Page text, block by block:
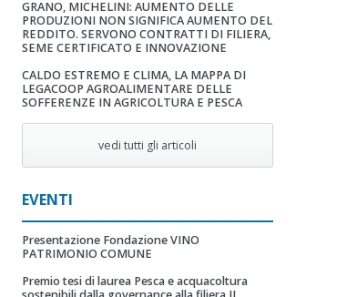
GRANO, MICHELINI: AUMENTO DELLE
PRODUZIONI NON SIGNIFICA AUMENTO DEL
REDDITO. SERVONO CONTRATTI DI FILIERA,
SEME CERTIFICATO E INNOVAZIONE
CALDO ESTREMO E CLIMA, LA MAPPA DI
LEGACOOP AGROALIMENTARE DELLE
SOFFERENZE IN AGRICOLTURA E PESCA
vedi tutti gli articoli
EVENTI
Presentazione Fondazione VINO
PATRIMONIO COMUNE
Premio tesi di laurea Pesca e acquacoltura